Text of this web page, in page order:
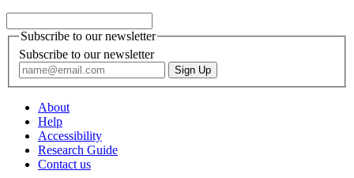
Subscribe to our newsletter
Subscribe to our newsletter
About
Help
Accessibility
Research Guide
Contact us